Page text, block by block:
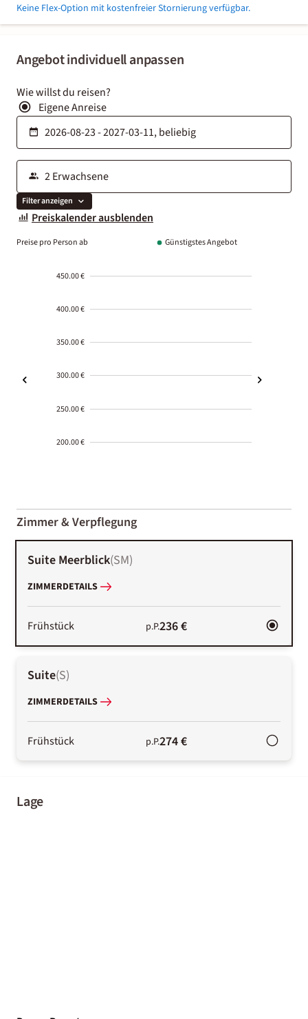
Angebot individuell anpassen
Wie willst du reisen?
Eigene Anreise
Filter anzeigen
Preiskalender ausblenden
Preise pro Person ab Günstigstes Angebot
450.00 €
400.00 €
350.00 €
300.00 €
250.00 €
200.00 €
01-02
Zimmer & Verpflegung
Suite Meerblick(SM)
ZIMMERDETAILS
Frühstück p.P.236 €
Suite(S)
ZIMMERDETAILS
Frühstück p.P.274 €
Lage
Keine Flex-Option mit kostenfreier Stornierung verfügbar.